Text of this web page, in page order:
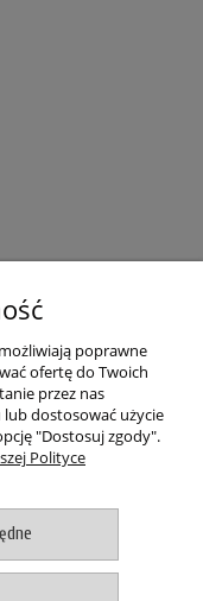
poprawne
ofertę do Twoich
przez nas
dostosować użycie
"Dostosuj zgody".
Polityce